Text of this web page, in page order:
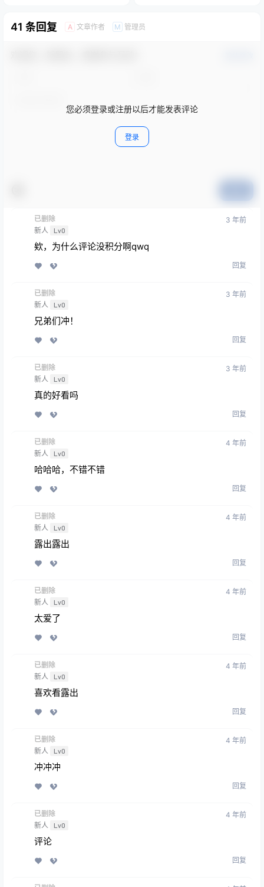
41 条回复 A 文章作者 M 管理员
您必须登录或注册以后才能发表评论
登录
已删除
新人 Lv0
3 年前
欸，为什么评论没积分啊qwq
回复
已删除
新人 Lv0
3 年前
兄弟们冲！
回复
已删除
新人 Lv0
3 年前
真的好看吗
回复
已删除
新人 Lv0
4 年前
哈哈哈，不错不错
回复
已删除
新人 Lv0
4 年前
露出露出
回复
已删除
新人 Lv0
4 年前
太爱了
回复
已删除
新人 Lv0
4 年前
喜欢看露出
回复
已删除
新人 Lv0
4 年前
冲冲冲
回复
已删除
新人 Lv0
4 年前
评论
回复